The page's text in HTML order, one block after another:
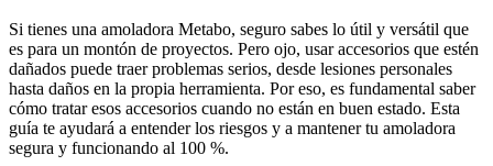
Si tienes una amoladora Metabo, seguro sabes lo útil y versátil que
es para un montón de proyectos. Pero ojo, usar accesorios que estén
dañados puede traer problemas serios, desde lesiones personales
hasta daños en la propia herramienta. Por eso, es fundamental saber
cómo tratar esos accesorios cuando no están en buen estado. Esta
guía te ayudará a entender los riesgos y a mantener tu amoladora
segura y funcionando al 100 %.